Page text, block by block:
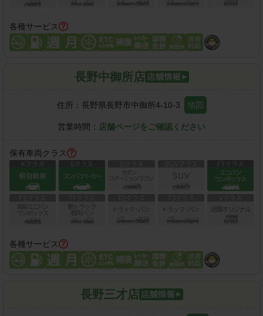
各種サービス
長野中御所店
住所： 長野県長野市中御所4-10-3 地図
営業時間： 店舗ページをご確認ください
保有車両クラス
各種サービス
長野三才店